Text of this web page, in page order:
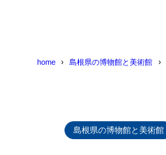
home 島根県の博物館と美術館
島根県の博物館と美術館